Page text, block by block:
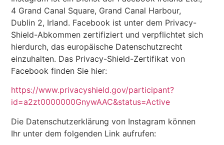
4 Grand Canal Square, Grand Canal Harbour,
Dublin 2, Irland. Facebook ist unter dem Privacy-
Shield-Abkommen zertifiziert und verpflichtet sich
hierdurch, das europäische Datenschutzrecht
einzuhalten. Das Privacy-Shield-Zertifikat von
Facebook finden Sie hier:
https://www.privacyshield.gov/participant?
id=a2zt0000000GnywAAC&status=Active
Die Datenschutzerklärung von Instagram können
Ihr unter dem folgenden Link aufrufen: